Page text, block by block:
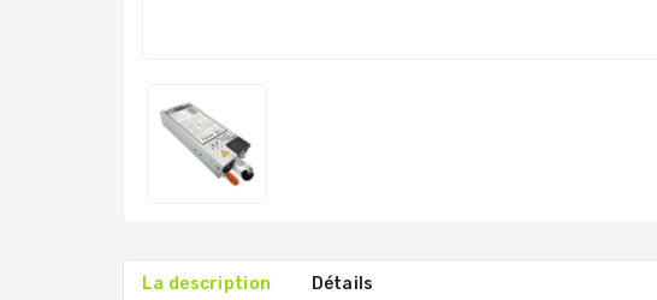
La description Détails